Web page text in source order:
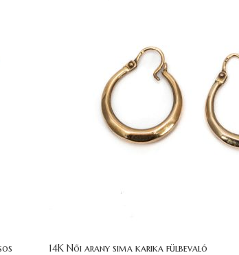
14K Női arany sima karika fülbevaló